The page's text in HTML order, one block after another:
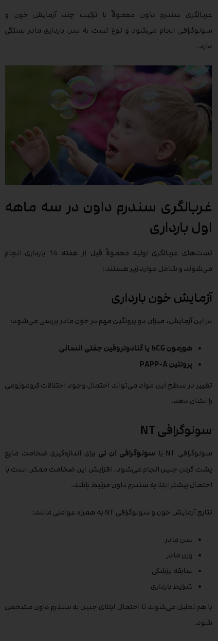
غربالگری سندرم داون معمولاً با ترکیب چند آزمایش خون و
سونوگرافی انجام می‌شود و نوع تست به سن بارداری مادر بستگی
دارد.
غربالگری سندرم داون در سه ماهه
اول بارداری
تست‌های غربالگری اولیه معمولاً قبل از هفته 14 بارداری انجام
می‌شوند و شامل موارد زیر هستند:
آزمایش خون بارداری
در این آزمایش، میزان دو پروتئین مهم در خون مادر بررسی می‌شود:
هورمون hCG یا گنادوتروفین جفتی انسانی
پروتئین PAPP-A
تغییر در سطح این مواد می‌تواند احتمال وجود اختلالات کروموزومی
را نشان دهد.
سونوگرافی NT
سونوگرافی NT یا سونوگرافی ان تی برای اندازه‌گیری ضخامت مایع
پشت گردن جنین انجام می‌شود. افزایش این ضخامت ممکن است با
احتمال بیشتر ابتلا به سندرم داون مرتبط باشد.
نتایج آزمایش خون و سونوگرافی NT به همراه عواملی مانند:
سن مادر
وزن مادر
سابقه پزشکی
شرایط بارداری
با هم تحلیل می‌شوند تا احتمال ابتلای جنین به سندرم داون مشخص
شود.